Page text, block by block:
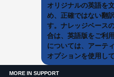
オリジナルの英語を
め、正確ではない翻
す。ナレッジベース
合は、英語版をご利
については、アーテ
オプションを使用し
MORE IN SUPPORT